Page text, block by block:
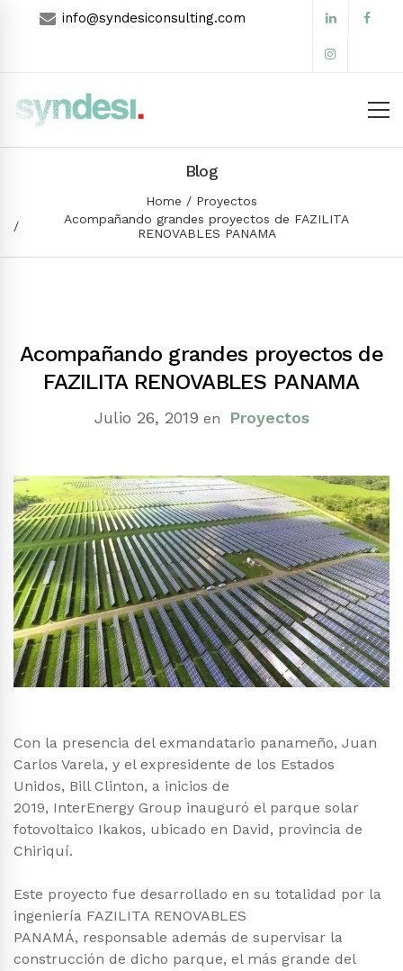
info@syndesiconsulting.com
Blog
Home
Proyectos
Acompañando grandes proyectos de FAZILITA
RENOVABLES PANAMA
Acompañando grandes proyectos de
FAZILITA RENOVABLES PANAMA
Julio 26, 2019 en Proyectos
Con la presencia del exmandatario panameño, Juan
Carlos Varela, y el expresidente de los Estados
Unidos, Bill Clinton, a inicios de
2019, InterEnergy Group inauguró el parque solar
fotovoltaico Ikakos, ubicado en David, provincia de
Chiriquí.
Este proyecto fue desarrollado en su totalidad por la
ingeniería FAZILITA RENOVABLES
PANAMÁ, responsable además de supervisar la
construcción de dicho parque, el más grande del